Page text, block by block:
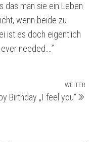
das man sie ein Leben
wenn beide zu
ist es doch eigentlich
needed….”
WEITER
Birthday „I feel you“